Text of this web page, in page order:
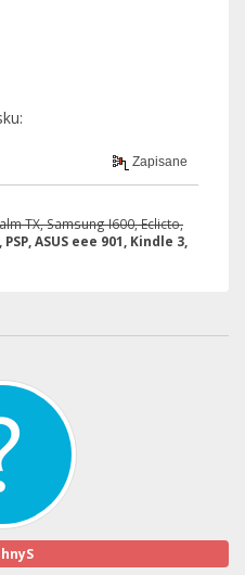
Zapisane
TX, Samsung I600, Eclicto,
PSP, ASUS eee 901, Kindle 3,